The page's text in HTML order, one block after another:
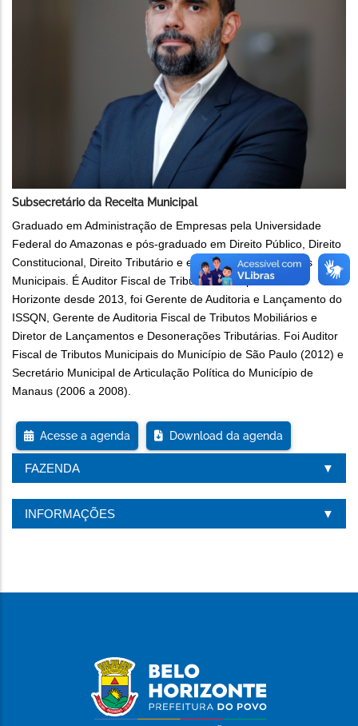
Subsecretário da Receita Municipal
Graduado em Administração de Empresas pela Universidade
Federal do Amazonas e pós-graduado em Direito Público, Direito
Constitucional, Direito Tributário e em Auditoria em Tributos
Municipais. É Auditor Fiscal de Tributos Municipais de Belo
Horizonte desde 2013, foi Gerente de Auditoria e Lançamento do
ISSQN, Gerente de Auditoria Fiscal de Tributos Mobiliários e
Diretor de Lançamentos e Desonerações Tributárias. Foi Auditor
Fiscal de Tributos Municipais do Município de São Paulo (2012) e
Secretário Municipal de Articulação Política do Município de
Manaus (2006 a 2008).
Acesse a agenda Download da agenda
FAZENDA
INFORMAÇÕES